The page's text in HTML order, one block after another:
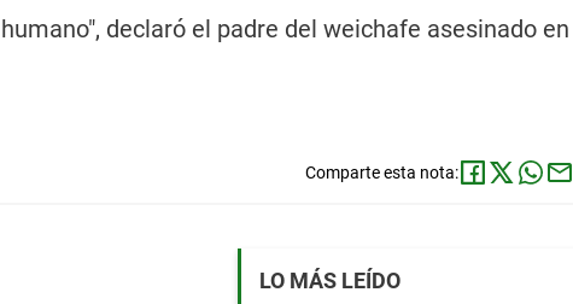
declaró el padre del weichafe asesinado en
Comparte esta nota:
LO MÁS LEÍDO